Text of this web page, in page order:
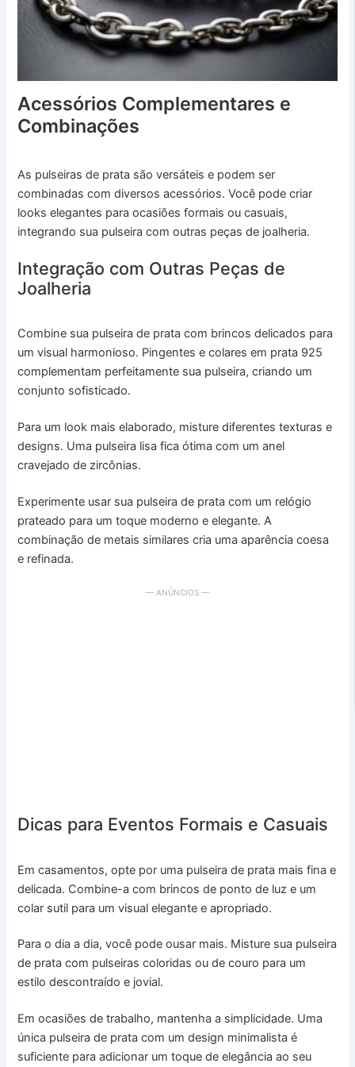
Acessórios Complementares e
Combinações
As pulseiras de prata são versáteis e podem ser
combinadas com diversos acessórios. Você pode criar
looks elegantes para ocasiões formais ou casuais,
integrando sua pulseira com outras peças de joalheria.
Integração com Outras Peças de
Joalheria
Combine sua pulseira de prata com brincos delicados para
um visual harmonioso. Pingentes e colares em prata 925
complementam perfeitamente sua pulseira, criando um
conjunto sofisticado.
Para um look mais elaborado, misture diferentes texturas e
designs. Uma pulseira lisa fica ótima com um anel
cravejado de zircônias.
Experimente usar sua pulseira de prata com um relógio
prateado para um toque moderno e elegante. A
combinação de metais similares cria uma aparência coesa
e refinada.
— ANÚNCIOS —
Dicas para Eventos Formais e Casuais
Em casamentos, opte por uma pulseira de prata mais fina e
delicada. Combine-a com brincos de ponto de luz e um
colar sutil para um visual elegante e apropriado.
Para o dia a dia, você pode ousar mais. Misture sua pulseira
de prata com pulseiras coloridas ou de couro para um
estilo descontraído e jovial.
Em ocasiões de trabalho, mantenha a simplicidade. Uma
única pulseira de prata com um design minimalista é
suficiente para adicionar um toque de elegância ao seu